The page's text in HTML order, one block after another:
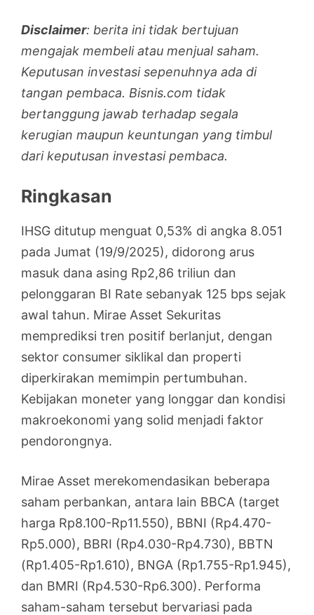
Disclaimer: berita ini tidak bertujuan
mengajak membeli atau menjual saham.
Keputusan investasi sepenuhnya ada di
tangan pembaca. Bisnis.com tidak
bertanggung jawab terhadap segala
kerugian maupun keuntungan yang timbul
dari keputusan investasi pembaca.
Ringkasan
IHSG ditutup menguat 0,53% di angka 8.051
pada Jumat (19/9/2025), didorong arus
masuk dana asing Rp2,86 triliun dan
pelonggaran BI Rate sebanyak 125 bps sejak
awal tahun. Mirae Asset Sekuritas
memprediksi tren positif berlanjut, dengan
sektor consumer siklikal dan properti
diperkirakan memimpin pertumbuhan.
Kebijakan moneter yang longgar dan kondisi
makroekonomi yang solid menjadi faktor
pendorongnya.
Mirae Asset merekomendasikan beberapa
saham perbankan, antara lain BBCA (target
harga Rp8.100-Rp11.550), BBNI (Rp4.470-
Rp5.000), BBRI (Rp4.030-Rp4.730), BBTN
(Rp1.405-Rp1.610), BNGA (Rp1.755-Rp1.945),
dan BMRI (Rp4.530-Rp6.300). Performa
saham-saham tersebut bervariasi pada